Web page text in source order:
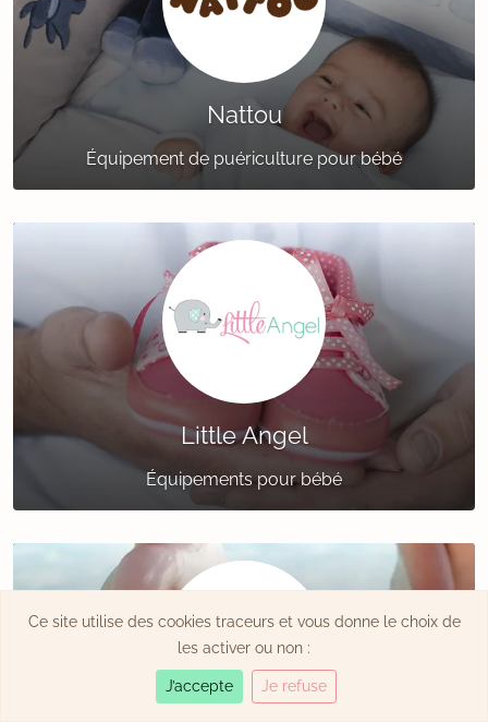
Nattou
Équipement de puériculture pour bébé
Little Angel
Équipements pour bébé
Ce site utilise des cookies traceurs et vous donne le choix de
les activer ou non :
J’accepte Je refuse